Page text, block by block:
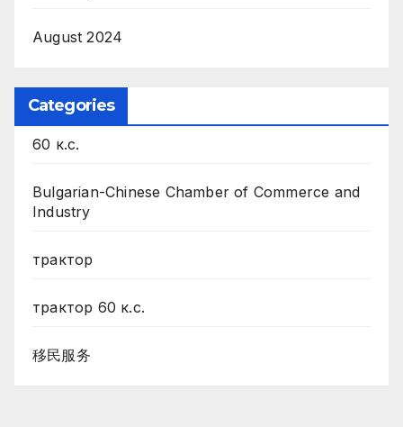
August 2024
Categories
60 к.с.
Bulgarian-Chinese Chamber of Commerce and
Industry
трактор
трактор 60 к.с.
移民服务